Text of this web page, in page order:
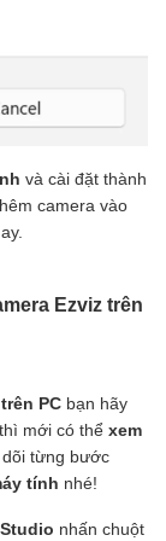
và cài đặt thành
camera vào
Ezviz trên
PC bạn hãy
thì mới có thể xem
từng bước
tính nhé!
nhấn chuột